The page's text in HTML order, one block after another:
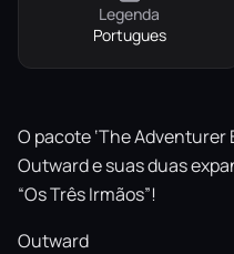
Legenda
Portugues
O pacote ‘The
Outward e suas duas
“Os Três Irmãos”!
Outward